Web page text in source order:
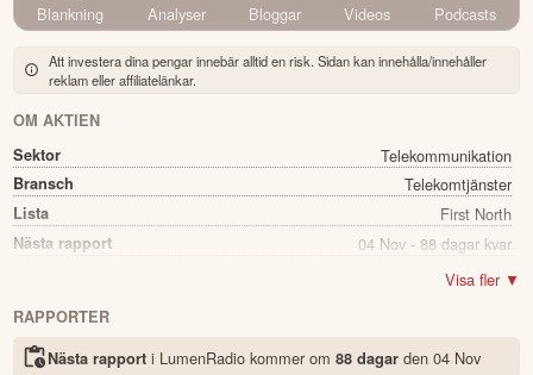
Blankning
Analyser Bloggar Videos Podcasts
Att investera dina pengar innebär alltid en risk. Sidan kan innehålla/innehåller
reklam eller affiliatelänkar.
OM AKTIEN
Sektor
Telekommunikation
Bransch Telekomtjänster
Lista First North
Nästa rapport 04 Nov - 88 dagar kvar
Nej
Status Noterad
Visa fler ▼
RAPPORTER
Nästa rapport i LumenRadio kommer om 88 dagarden 04 Nov